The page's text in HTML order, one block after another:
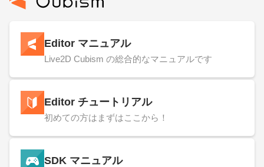
Editor マニュアル
Live2D Cubism の総合的なマニュアルです
Editor チュートリアル
初めての方はまずはここから！
SDK マニュアル